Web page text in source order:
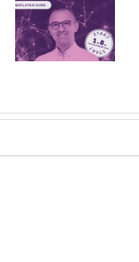
besplatnoj
regionalnoj AI
edukaciji i
nauči kako da